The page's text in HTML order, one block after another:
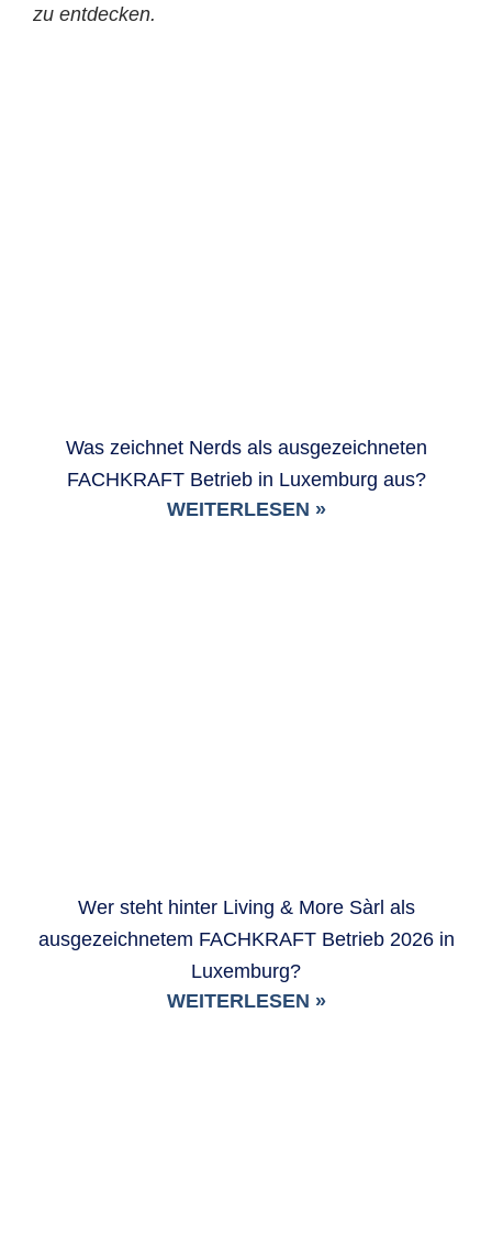
zu entdecken.
Was zeichnet Nerds als ausgezeichneten
FACHKRAFT Betrieb in Luxemburg aus?
WEITERLESEN »
Wer steht hinter Living & More Sàrl als
ausgezeichnetem FACHKRAFT Betrieb 2026 in
Luxemburg?
WEITERLESEN »